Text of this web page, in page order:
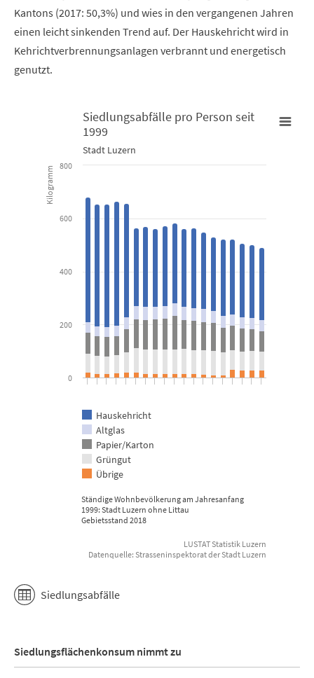
Kantons (2017: 50,3%) und wies in den vergangenen Jahren
einen leicht sinkenden Trend auf. Der Hauskehricht wird in
Kehrichtverbrennungsanlagen verbrannt und energetisch
genutzt.
Siedlungsabfälle pro Person seit 1999
Bar chart with 5 data series.
Stadt Luzern
View as data table, Siedlungsabfälle pro Person seit 1999
The chart has 1 Y axis displaying Kilogramm. Data ranges from
Ständige Wohnbevölkerung am Jahresanfang
1999: Stadt Luzern ohne Littau
Gebietsstand 2018
Kilogramm
Siedlungsabfälle pro Person seit
1999
Stadt Luzern
Hauskehricht
Altglas
Papier/Karton
Grüngut
Übrige
0
200
400
600
800
LUSTAT Statistik Luzern
Datenquelle: Strasseninspektorat der Stadt Luzern
Siedlungsabfälle
Siedlungsflächenkonsum nimmt zu